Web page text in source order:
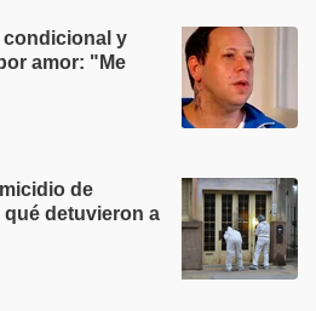
condicional y
amor: "Me
de
detuvieron a